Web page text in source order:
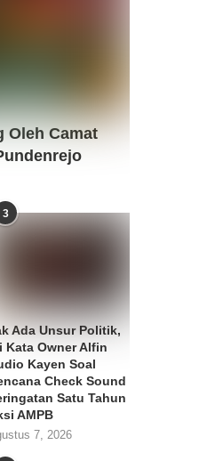
Oleh Camat
3
Ada Unsur Politik,
Kata Owner Alfin
Kayen Soal
Check Sound
Satu Tahun
AMPB
7, 2026